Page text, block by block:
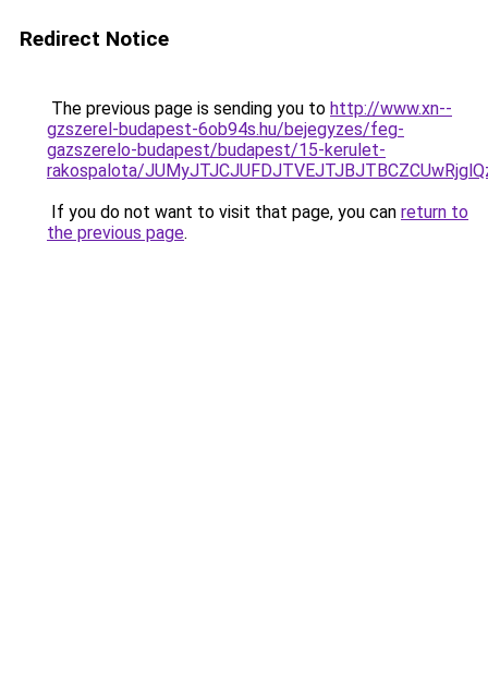
Redirect Notice
The previous page is sending you to http://www.xn--
gzszerel-budapest-6ob94s.hu/bejegyzes/feg-
gazszerelo-budapest/budapest/15-kerulet-
rakospalota/
If you do not want to visit that page, you can return to
the previous page.